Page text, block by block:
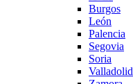
Burgos
León
Palencia
Segovia
Soria
Valladolid